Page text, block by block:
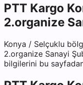
PTT Kargo
2.organize
Konya / Selçuklu
2.organize Sanayi
bilgilerini bu